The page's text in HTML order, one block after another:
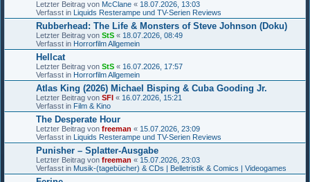
Letzter Beitrag von McClane « 18.07.2026, 13:03
Verfasst in Liquids Resterampe und TV-Serien Reviews
Rubberhead: The Life & Monsters of Steve Johnson (Doku)
Letzter Beitrag von StS « 18.07.2026, 08:49
Verfasst in Horrorfilm Allgemein
Hellcat
Letzter Beitrag von StS « 16.07.2026, 17:57
Verfasst in Horrorfilm Allgemein
Atlas King (2026) Michael Bisping & Cuba Gooding Jr.
Letzter Beitrag von SFI « 16.07.2026, 15:21
Verfasst in Film & Kino
The Desperate Hour
Letzter Beitrag von freeman « 15.07.2026, 23:09
Verfasst in Liquids Resterampe und TV-Serien Reviews
Punisher – Splatter-Ausgabe
Letzter Beitrag von freeman « 15.07.2026, 23:03
Verfasst in Musik-(tagebücher) & CDs | Belletristik & Comics | Videogames